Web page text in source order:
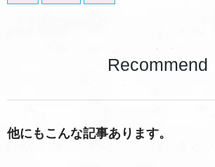
Recommend
他にもこんな記事あります。